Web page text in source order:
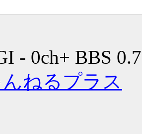
- 0ch+ BBS
ねるプラス